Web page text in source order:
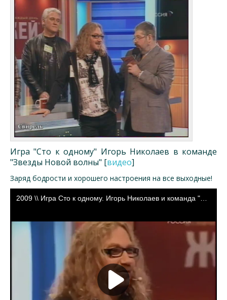
Игра "Сто к одному" Игорь Николаев в команде
"Звезды Новой волны" [видео]
Заряд бодрости и хорошего настроения на все выходные!